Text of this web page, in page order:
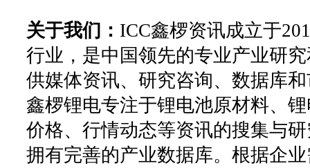
关于我们： ICC鑫椤资讯成立于
行业，是中国领先的专业产业研
供媒体资讯、研究咨询、数据库
鑫椤锂电专注于锂电池原材料、
价格、行情动态等资讯的搜集与
拥有完善的产业数据库。根据企